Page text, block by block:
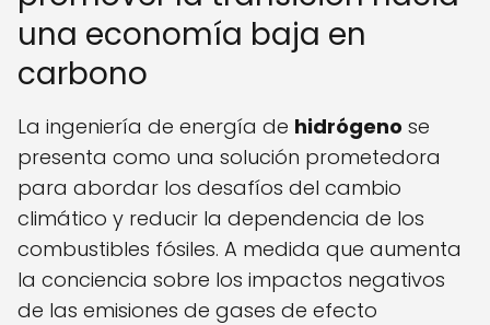
una economía baja en
carbono
La ingeniería de energía de hidrógeno se
presenta como una solución prometedora
para abordar los desafíos del cambio
climático y reducir la dependencia de los
combustibles fósiles. A medida que aumenta
la conciencia sobre los impactos negativos
de las emisiones de gases de efecto